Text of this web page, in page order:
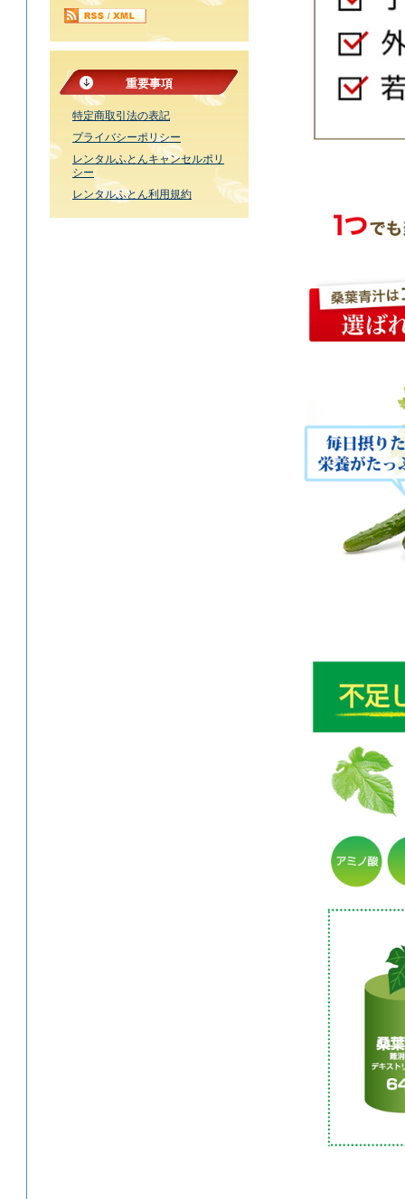
重要事項
特定商取引法の表記
プライバシーポリシー
レンタルふとんキャンセルポリ
シー
レンタルふとん利用規約